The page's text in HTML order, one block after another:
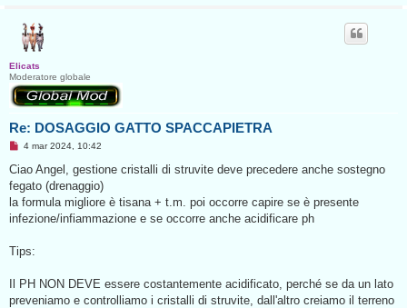
Elicats
Moderatore globale
Re: DOSAGGIO GATTO SPACCAPIETRA
M
s
a
g
i
a
g
g
4 mar 2024, 10:42
Ciao Angel, gestione cristalli di struvite deve precedere anche sostegno
fegato (drenaggio)
la formula migliore è tisana + t.m. poi occorre capire se è presente
infezione/infiammazione e se occorre anche acidificare ph
Tips:
Il PH NON DEVE essere costantemente acidificato, perché se da un lato
preveniamo e controlliamo i cristalli di struvite, dall'altro creiamo il terreno